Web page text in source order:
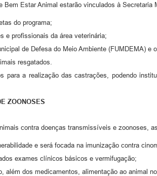
Estar Animal estarão vinculados à
do programa;
e profissionais da área veterinária;
de Defesa do Meio Ambiente (FUMDEMA) e
resgatados.
para a realização das castrações, podendo
ZOONOSES
contra doenças transmissíveis e zoonoses,
e será focada na imunização contra
exames clínicos básicos e vermifugação;
além dos medicamentos, alimentação ao animal